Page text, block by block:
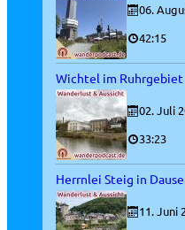
06.
42:15
Wichtel im Ruhrgebiet
02. Juli
33:23
Herrnlei Steig in
11. Juni